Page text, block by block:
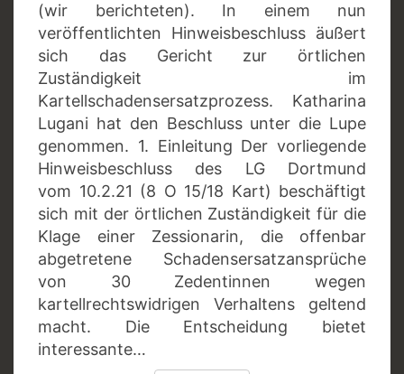
(wir berichteten). In einem nun
veröffentlichten Hinweisbeschluss äußert
sich das Gericht zur örtlichen
Zuständigkeit im
Kartellschadensersatzprozess. Katharina
Lugani hat den Beschluss unter die Lupe
genommen. 1. Einleitung Der vorliegende
Hinweisbeschluss des LG Dortmund
vom 10.2.21 (8 O 15/18 Kart) beschäftigt
sich mit der örtlichen Zuständigkeit für die
Klage einer Zessionarin, die offenbar
abgetretene Schadensersatzansprüche
von 30 Zedentinnen wegen
kartellrechtswidrigen Verhaltens geltend
macht. Die Entscheidung bietet
interessante…